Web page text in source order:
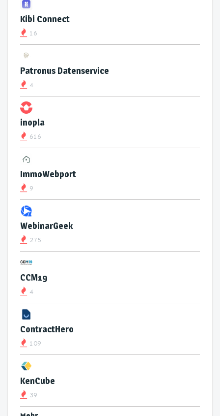
Kibi Connect
16
Patronus Datenservice
4
inopla
616
ImmoWebport
9
WebinarGeek
275
CCM19
4
ContractHero
109
KenCube
39